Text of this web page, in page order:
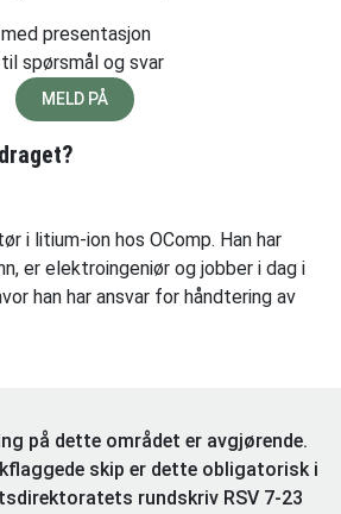
presentasjon
spørsmål og svar
MELD PÅ
i litium-ion hos OComp. Han har
er elektroingeniør og jobber i dag i
han har ansvar for håndtering av
på dette området er avgjørende.
skip er dette obligatorisk i
rundskriv RSV 7-23